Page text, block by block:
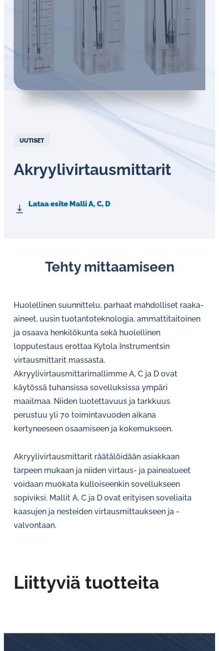
UUTISET
Ak­ryy­li­vir­taus­mit­ta­rit
Lataa esite Malli A, C, D
Tehty mit­taa­mi­seen
Huolellinen suunnittelu, parhaat mahdolliset raaka-
aineet, uusin tuotantoteknologia, ammattitaitoinen
ja osaava henkilökunta sekä huolellinen
lopputestaus erottaa Kytola Instrumentsin
virtausmittarit massasta.
Akryylivirtausmittarimallimme A, C ja D ovat
käytössä tuhansissa sovelluksissa ympäri
maailmaa. Niiden luotettavuus ja tarkkuus
perustuu yli 70 toimintavuoden aikana
kertyneeseen osaamiseen ja kokemukseen.
Akryylivirtausmittarit räätälöidään asiakkaan
tarpeen mukaan ja niiden virtaus- ja painealueet
voidaan muokata kulloiseenkin sovellukseen
sopiviksi. Mallit A, C ja D ovat erityisen soveliaita
kaasujen ja nesteiden virtausmittaukseen ja -
valvontaan.
Liittyviä tuotteita